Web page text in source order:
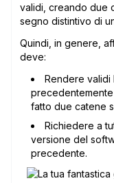
validi, creando due
segno distintivo di
Quindi, in genere,
deve:
Rendere validi
fatto due catene
Richiedere a
versione del
precedente.